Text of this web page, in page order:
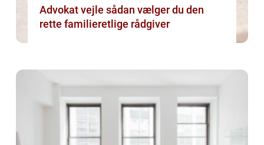
Advokat vejle sådan vælger du den
rette familieretlige rådgiver